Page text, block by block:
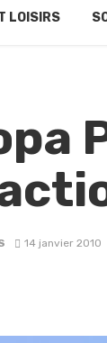
LOISIRS
14 janvier 2010